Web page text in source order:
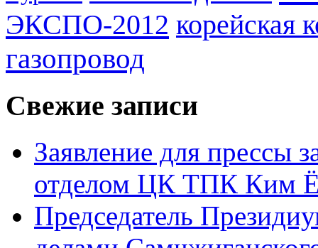
ЭКСПО-2012 корейская
газопровод
Свежие записи
Заявление для прессы
отделом ЦК ТПК Ким
Председатель